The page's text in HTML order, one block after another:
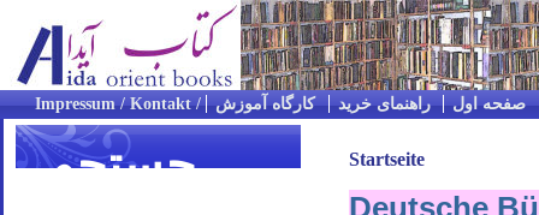
صفحه اول راهنمای خرید کارگاه آموزش
جستجو Startseite